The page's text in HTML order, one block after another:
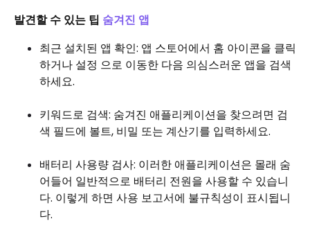
발견할 수 있는 팁 숨겨진 앱
최근 설치된 앱 확인: 앱 스토어에서 홈 아이콘을 클릭
하거나 설정 으로 이동한 다음 의심스러운 앱을 검색
하세요.
키워드로 검색: 숨겨진 애플리케이션을 찾으려면 검
색 필드에 볼트, 비밀 또는 계산기를 입력하세요.
배터리 사용량 검사: 이러한 애플리케이션은 몰래 숨
어들어 일반적으로 배터리 전원을 사용할 수 있습니
다. 이렇게 하면 사용 보고서에 불규칙성이 표시됩니
다.